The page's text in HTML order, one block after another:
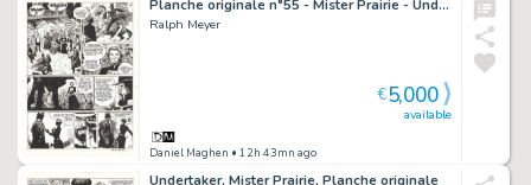
Planche originale n°55 - Mister Prairie - Undertaker
Ralph Meyer
Daniel Maghen • 12h 43mn ago
available
€5,000
Undertaker, Mister Prairie, Planche originale